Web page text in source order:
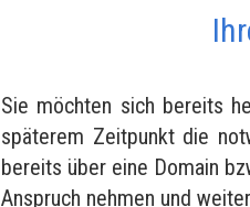
Sie möchten sich bereits
späterem Zeitpunkt die
bereits über eine Domain
Anspruch nehmen und